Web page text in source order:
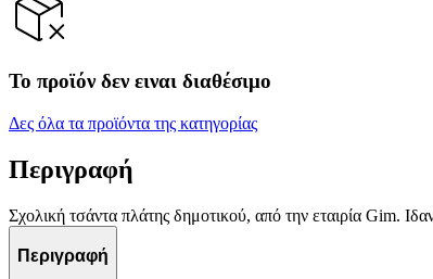
Το προϊόν δεν ειναι διαθέσιμο
Δες όλα τα προϊόντα της κατηγορίας
Περιγραφή
Σχολική τσάντα πλάτης δημοτικού, από την εταιρία Gim.
Περιγραφή